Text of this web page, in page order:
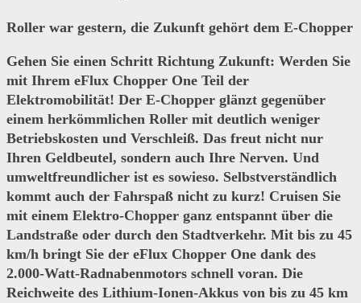
Roller war gestern, die Zukunft gehört dem E-Chopper
Gehen Sie einen Schritt Richtung Zukunft: Werden Sie
mit Ihrem eFlux Chopper One Teil der
Elektromobilität! Der E-Chopper glänzt gegenüber
einem herkömmlichen Roller mit deutlich weniger
Betriebskosten und Verschleiß. Das freut nicht nur
Ihren Geldbeutel, sondern auch Ihre Nerven. Und
umweltfreundlicher ist es sowieso. Selbstverständlich
kommt auch der Fahrspaß nicht zu kurz! Cruisen Sie
mit einem Elektro-Chopper ganz entspannt über die
Landstraße oder durch den Stadtverkehr. Mit bis zu 45
km/h bringt Sie der eFlux Chopper One dank des
2.000-Watt-Radnabenmotors schnell voran. Die
Reichweite des Lithium-Ionen-Akkus von bis zu 45 km